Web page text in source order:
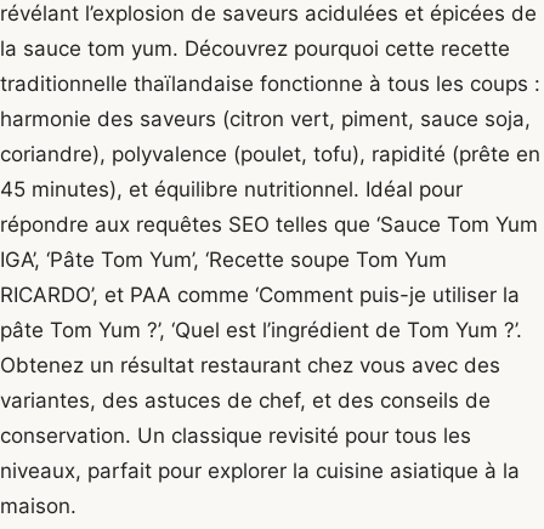
révélant l’explosion de saveurs acidulées et épicées de
la sauce tom yum. Découvrez pourquoi cette recette
traditionnelle thaïlandaise fonctionne à tous les coups :
harmonie des saveurs (citron vert, piment, sauce soja,
coriandre), polyvalence (poulet, tofu), rapidité (prête en
45 minutes), et équilibre nutritionnel. Idéal pour
répondre aux requêtes SEO telles que ‘Sauce Tom Yum
IGA’, ‘Pâte Tom Yum’, ‘Recette soupe Tom Yum
RICARDO’, et PAA comme ‘Comment puis-je utiliser la
pâte Tom Yum ?’, ‘Quel est l’ingrédient de Tom Yum ?’.
Obtenez un résultat restaurant chez vous avec des
variantes, des astuces de chef, et des conseils de
conservation. Un classique revisité pour tous les
niveaux, parfait pour explorer la cuisine asiatique à la
maison.